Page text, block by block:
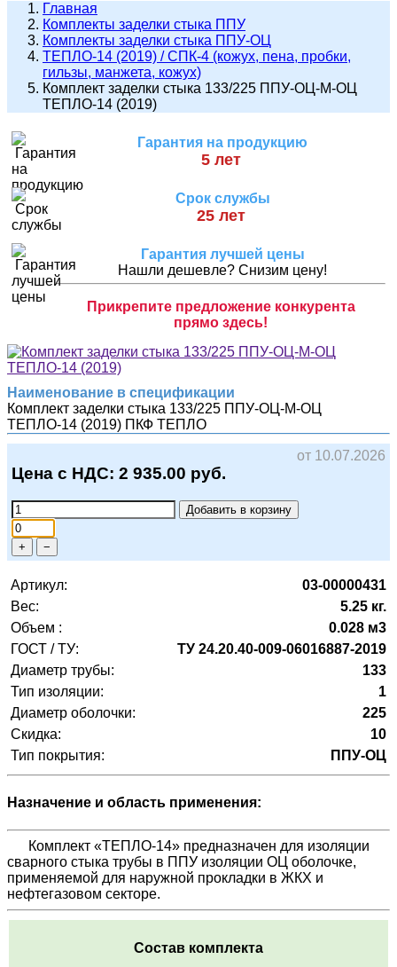
Главная
Комплекты заделки стыка ППУ
Комплекты заделки стыка ППУ-ОЦ
ТЕПЛО-14 (2019) / СПК-4 (кожух, пена, пробки,
гильзы, манжета, кожух)
Комплект заделки стыка 133/225 ППУ-ОЦ-М-ОЦ
ТЕПЛО-14 (2019)
Гарантия на продукцию
5 лет
Срок службы
25 лет
Гарантия лучшей цены
Нашли дешевле? Снизим цену!
Прикрепите предложение конкурента
прямо здесь!
Наименование в спецификации
Комплект заделки стыка 133/225 ППУ-ОЦ-М-ОЦ
ТЕПЛО-14 (2019) ПКФ ТЕПЛО
от 10.07.2026
Цена с НДС: 2 935.00 руб.
Добавить в корзину
+ −
Артикул:
03-00000431
Вес:
5.25 кг.
Объем :
0.028 м3
ГОСТ / ТУ:
ТУ 24.20.40-009-06016887-2019
Диаметр трубы:
133
Тип изоляции:
1
Диаметр оболочки:
225
Скидка:
10
Тип покрытия:
ППУ-ОЦ
Назначение и область применения:
Комплект «ТЕПЛО-14» предназначен для изоляции
сварного стыка трубы в ППУ изоляции ОЦ оболочке,
применяемой для наружной прокладки в ЖКХ и
нефтегазовом секторе.
Состав комплекта